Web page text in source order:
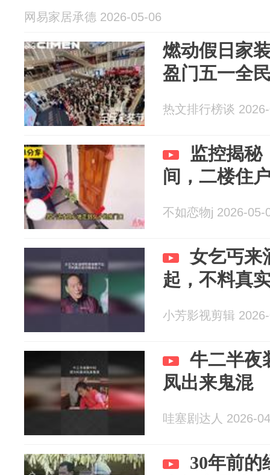
网易家居承德 2026-05-06
燃动假日家
盈门五一全
热文排行榜谈
监控揭秘
间，二楼住
不如恋物j 2026-05-
女乞丐来
起，不料真
小芳影视剪辑
牛二半夜
凤出来鬼混
哇塞剧达人 2026-
30年前的